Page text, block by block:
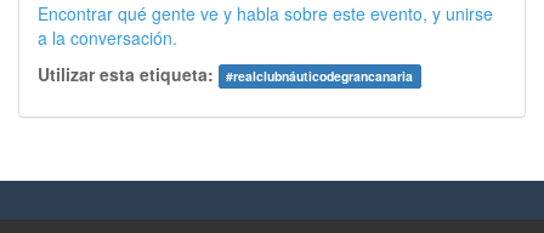
Encontrar qué gente ve y habla sobre este evento, y unirse
a la conversación.
Utilizar esta etiqueta:
#realclubnáuticodegrancanaria